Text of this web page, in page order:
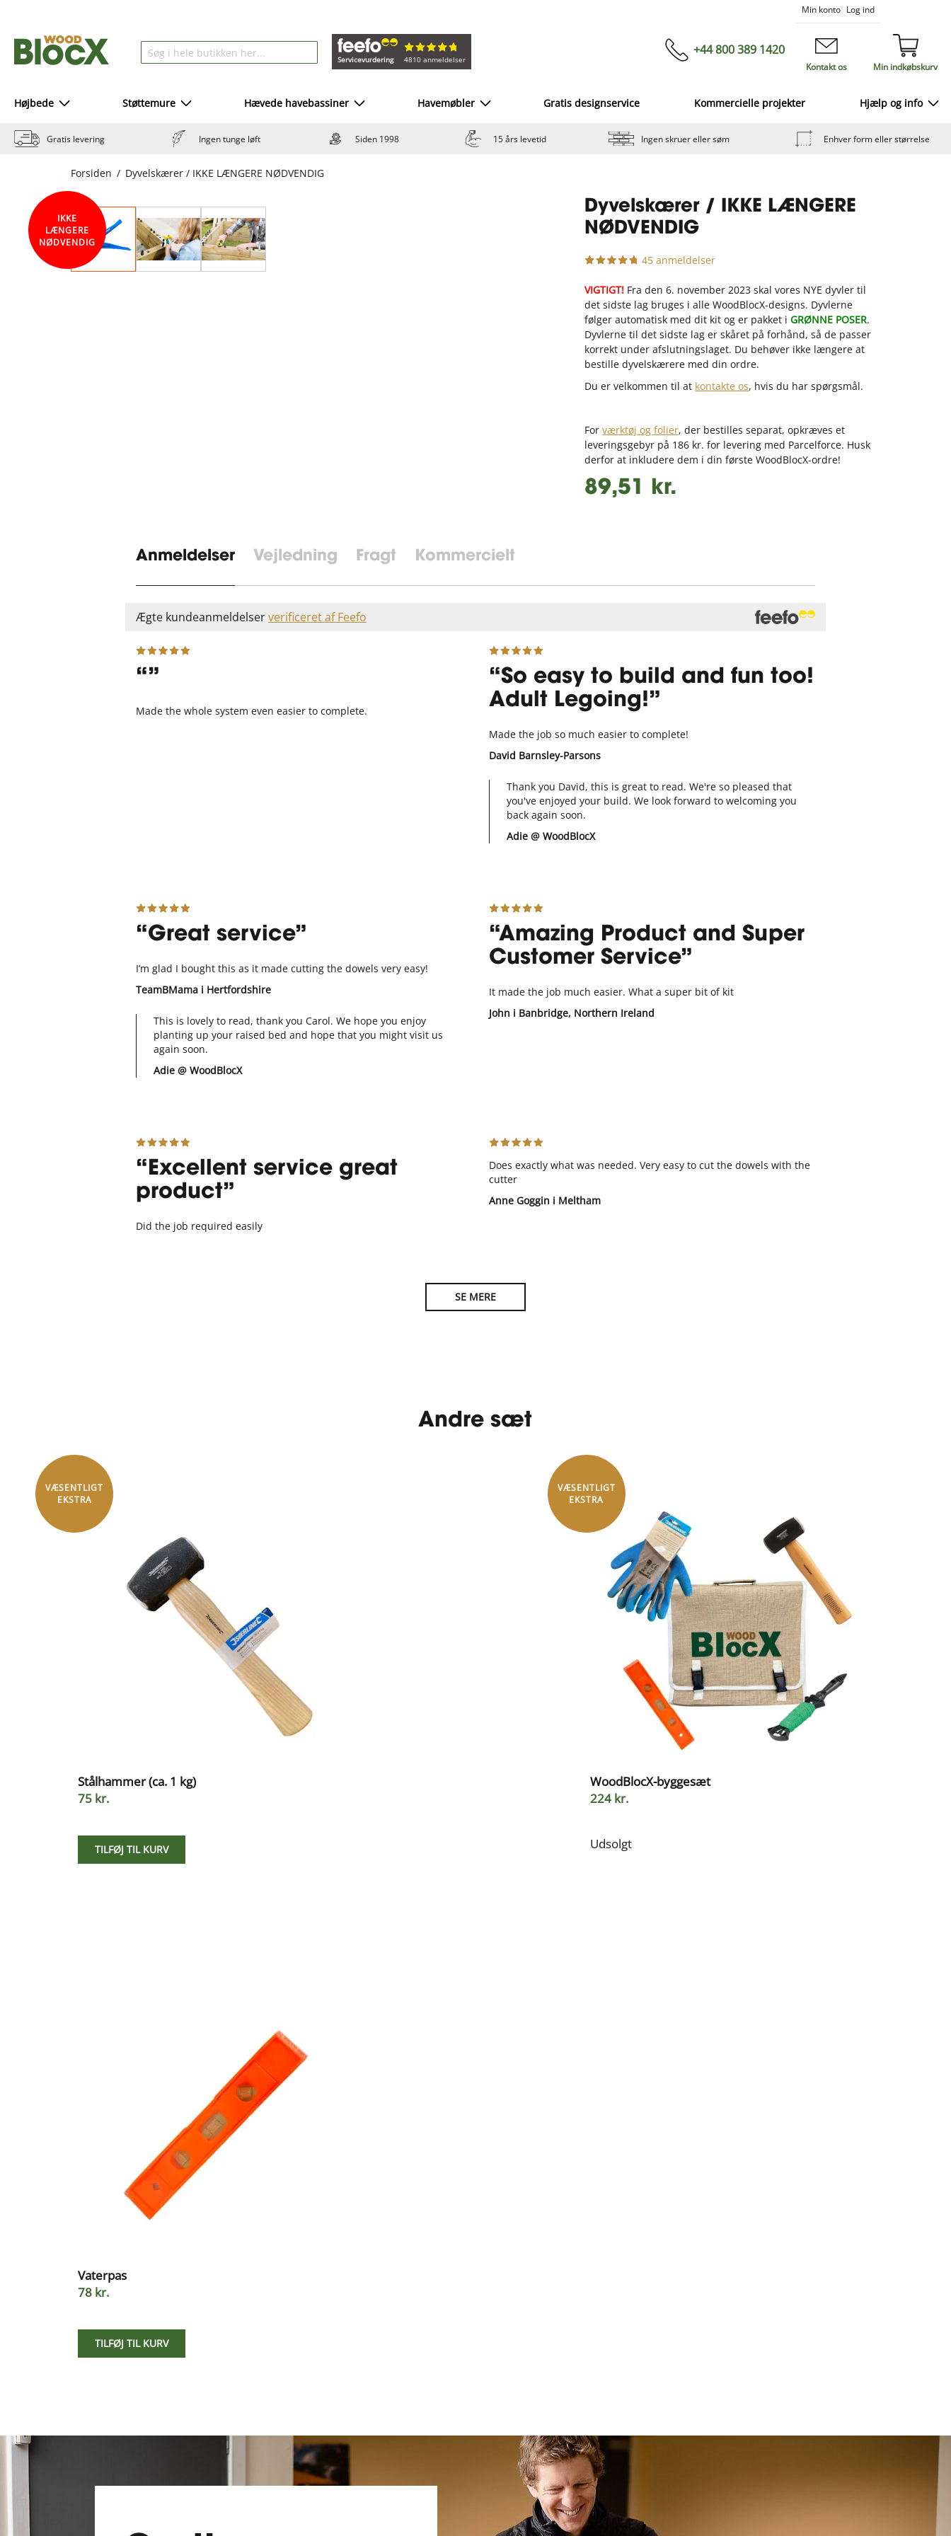
Min konto Log ind
Skip
Content
Min indkøbskurv
Servicevurdering 4810 anmeldelser
+44 800 389 1420
Kontakt os
Højbede Støttemure Hævede havebassiner Havemøbler Gratis designservice Kommercielle projekter Hjælp og info
Gratis levering Ingen tunge løft Siden 1998 15 års levetid Ingen skruer eller søm Enhver form eller størrelse
Forsiden Dyvelskærer / IKKE LÆNGERE NØDVENDIG
Dyvelskærer / IKKE LÆNGERE
NØDVENDIG
45 anmeldelser
VIGTIGT! Fra den 6. november 2023 skal vores NYE dyvler til
det sidste lag bruges i alle WoodBlocX-designs. Dyvlerne
følger automatisk med dit kit og er pakket iGRØNNE POSER.
Dyvlerne til det sidste lag er skåret på forhånd, så de passer
korrekt under afslutningslaget. Du behøver ikke længere at
bestille dyvelskærere med din ordre.
Du er velkommen til at kontakte os, hvis du har spørgsmål.
Forværktøj og folier, der bestilles separat, opkræves et
leveringsgebyr på 186 kr. for levering med Parcelforce. Husk
derfor at inkludere dem i din første WoodBlocX-ordre!
89,51 kr.
IKKE
LÆNGERE
NØDVENDIG
Anmeldelser
Ægte kundeanmeldelserverificeret af Feefo
Made the whole system even easier to complete.
So easy to build and fun too!
Adult Legoing!
Made the job so much easier to complete!
David Barnsley-Parsons
Thank you David, this is great to read. We're so pleased that
you've enjoyed your build. We look forward to welcoming you
back again soon.
Adie @ WoodBlocX
Great service
I’m glad I bought this as it made cutting the dowels very easy!
TeamBMama i Hertfordshire
This is lovely to read, thank you Carol. We hope you enjoy
planting up your raised bed and hope that you might visit us
again soon.
Adie @ WoodBlocX
Amazing Product and Super
Customer Service
It made the job much easier. What a super bit of kit
John i Banbridge, Northern Ireland
Excellent service great
product
Did the job required easily
Does exactly what was needed. Very easy to cut the dowels with the
cutter
Anne Goggin i Meltham
SE MERE
Vejledning Fragt Kommercielt
Andre sæt
VÆSENTLIGT
EKSTRA
Stålhammer (ca. 1 kg)
75 kr.
TILFØJ TIL KURV
VÆSENTLIGT
EKSTRA
WoodBlocX-byggesæt
224 kr.
Udsolgt
Vaterpas
78 kr.
TILFØJ TIL KURV